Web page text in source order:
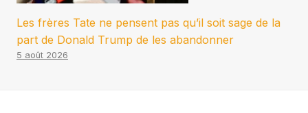
Les frères Tate ne pensent pas qu’il soit sage de la
part de Donald Trump de les abandonner
5 août 2026